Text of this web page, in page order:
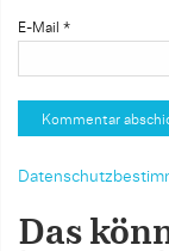
E-Mail *
Das